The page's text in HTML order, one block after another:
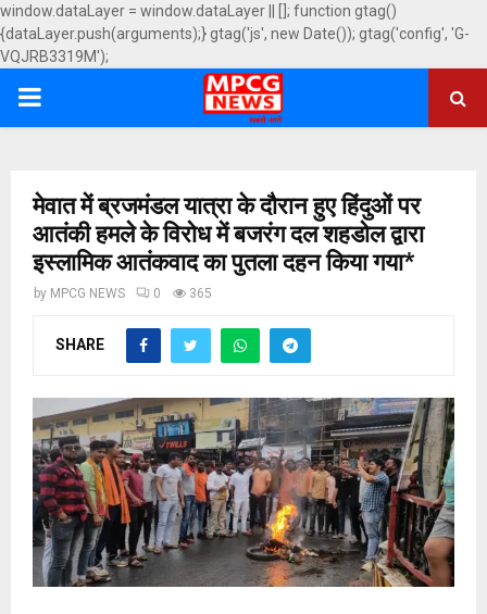
window.dataLayer = window.dataLayer || []; function gtag()
{dataLayer.push(arguments);} gtag('js', new Date()); gtag('config', 'G-
VQJRB3319M');
PRIMARY
मेवात में ब्रजमंडल यात्रा के दौरान हुए हिंदुओं पर
आतंकी हमले के विरोध में बजरंग दल शहडोल द्वारा
इस्लामिक आतंकवाद का पुतला दहन किया गया*
by MPCG NEWS 0 365
SHARE